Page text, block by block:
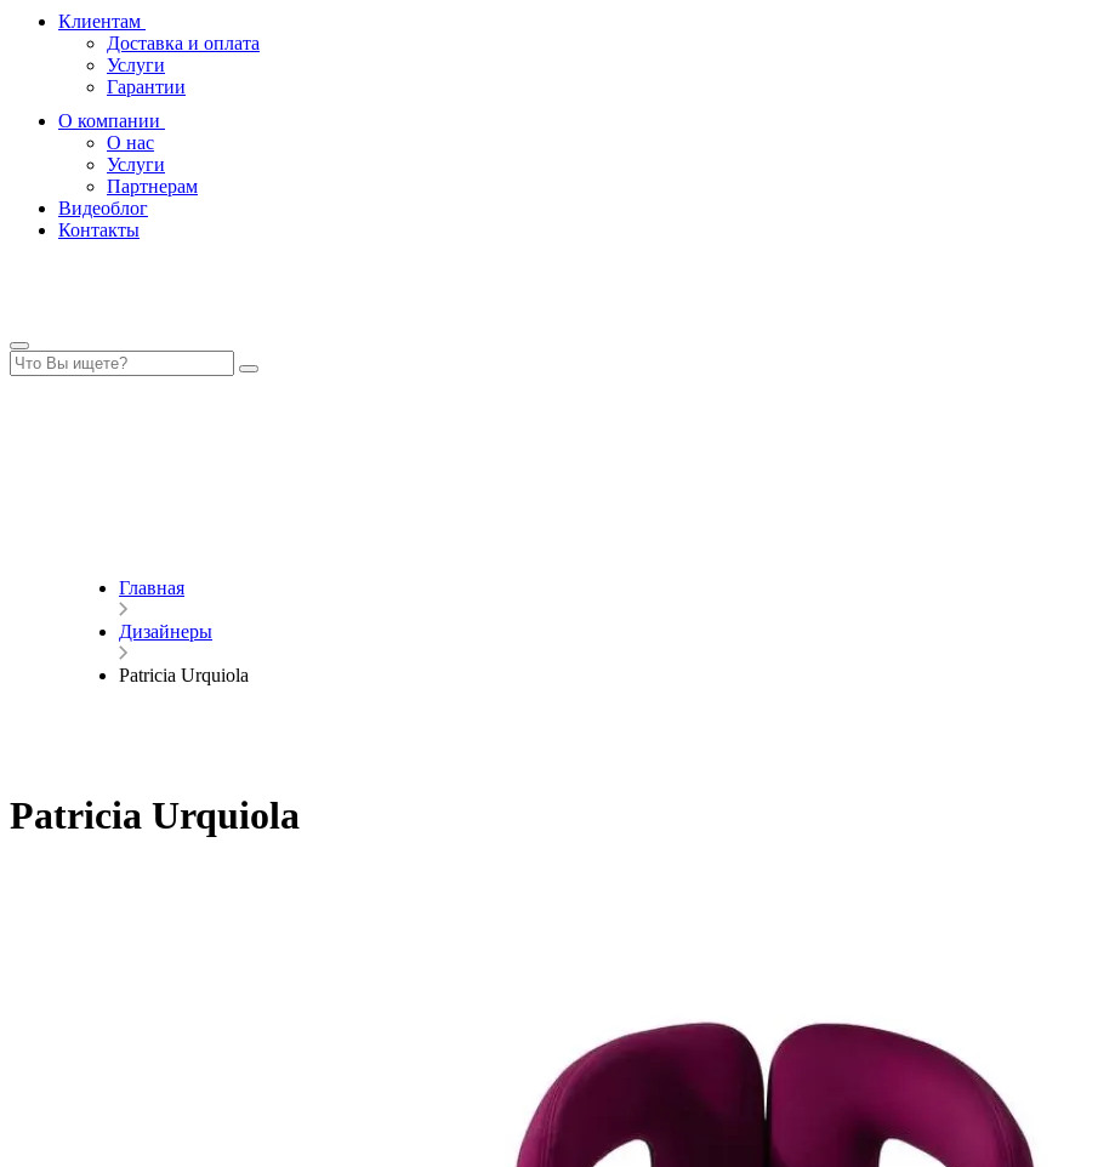
Клиентам
Доставка и оплата
Услуги
Гарантии
О компании
О нас
Услуги
Партнерам
Видеоблог
Контакты
Главная
Дизайнеры
Patricia Urquiola
Patricia Urquiola